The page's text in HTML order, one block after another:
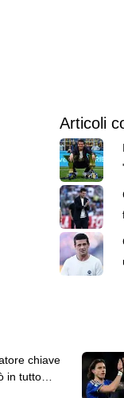
Articoli
chiave
in tutto